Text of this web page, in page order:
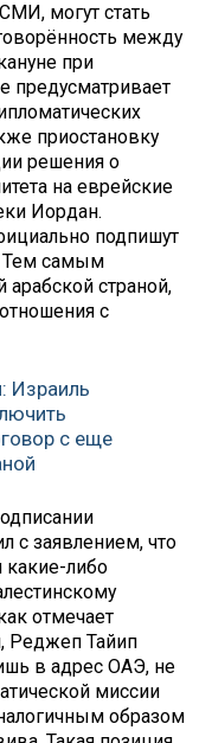
могут стать
между
при
предусматривает
приостановку
решения о
на еврейские
Иордан.
подпишут
Тем самым
арабской страной,
с
Израиль
с еще
с заявлением, что
либо
отмечает
Реджеп Тайип
в адрес ОАЭ, не
миссии
образом